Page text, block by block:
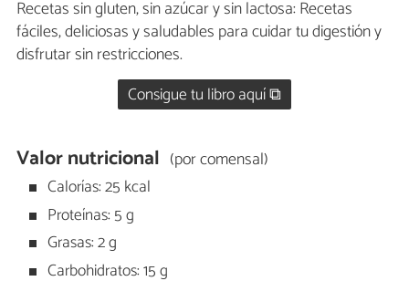
Recetas sin gluten, sin azúcar y sin lactosa: Recetas
fáciles, deliciosas y saludables para cuidar tu digestión y
disfrutar sin restricciones.
Consigue tu libro aquí ⧉
Valor nutricional (por comensal)
Calorías: 25 kcal
Proteínas: 5 g
Grasas: 2 g
Carbohidratos: 15 g